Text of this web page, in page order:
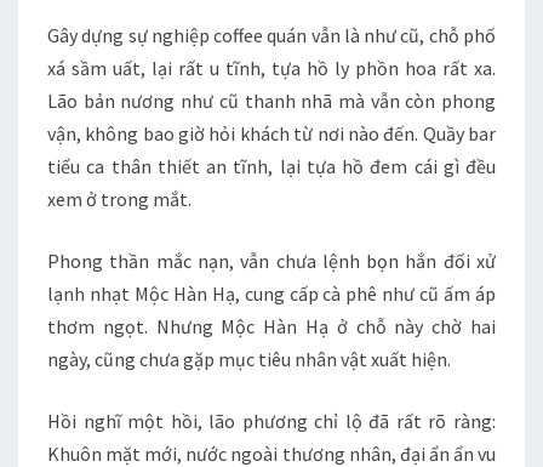
Gây dựng sự nghiệp coffee quán vẫn là như cũ, chỗ phố
xá sầm uất, lại rất u tĩnh, tựa hồ ly phồn hoa rất xa.
Lão bản nương như cũ thanh nhã mà vẫn còn phong
vận, không bao giờ hỏi khách từ nơi nào đến. Quầy bar
tiểu ca thân thiết an tĩnh, lại tựa hồ đem cái gì đều
xem ở trong mắt.
Phong thần mắc nạn, vẫn chưa lệnh bọn hắn đối xử
lạnh nhạt Mộc Hàn Hạ, cung cấp cà phê như cũ ấm áp
thơm ngọt. Nhưng Mộc Hàn Hạ ở chỗ này chờ hai
ngày, cũng chưa gặp mục tiêu nhân vật xuất hiện.
Hồi nghĩ một hồi, lão phương chỉ lộ đã rất rõ ràng:
Khuôn mặt mới, nước ngoài thương nhân, đại ẩn ẩn vu